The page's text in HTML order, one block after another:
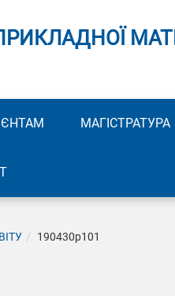
МАГІСТРАТУРА
190430p101